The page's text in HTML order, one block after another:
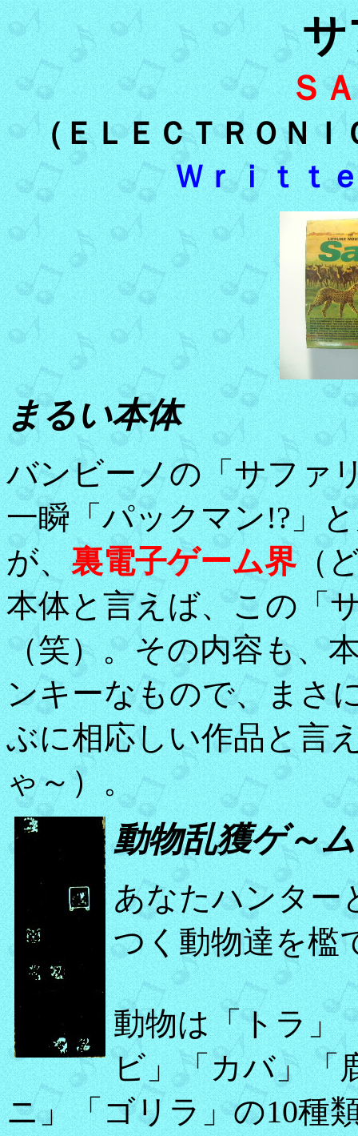
サ
Ｓ
（ＥＬＥＣＴＲＯＮ
Ｗｒｉｔｔ
まるい本体
バンビーノの「サファ
一瞬「パックマン!?」
が、裏電子ゲーム界（
本体と言えば、この「
（笑）。その内容も、
ンキーなもので、まさ
ぶに相応しい作品と言
ゃ～）。
動物乱獲ゲ～
あなたハンター
つく動物達を檻
動物は「トラ」
ビ」「カバ」「
ニ」「ゴリラ」の10種